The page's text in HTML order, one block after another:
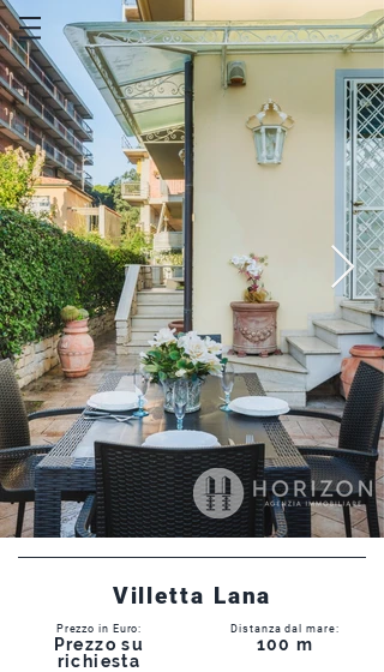
Villetta Lana
Prezzo in Euro:
Prezzo su
richiesta
Distanza dal mare:
100 m